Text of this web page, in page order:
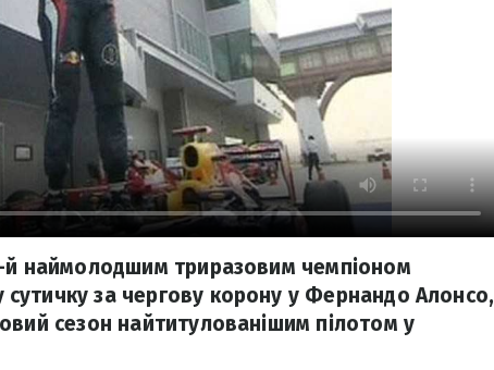
й наймолодшим триразовим чемпіоном
за чергову корону у Фернандо Алонсо,
сезон найтитулованішим пілотом у